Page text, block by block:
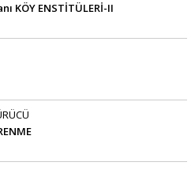
KÖY ENSTİTÜLERİ-II